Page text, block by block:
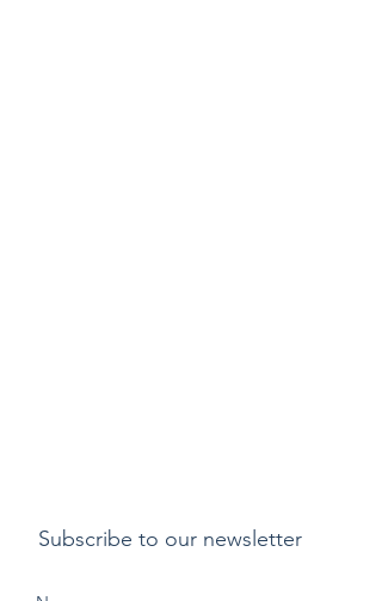
Subscribe to our newsletter